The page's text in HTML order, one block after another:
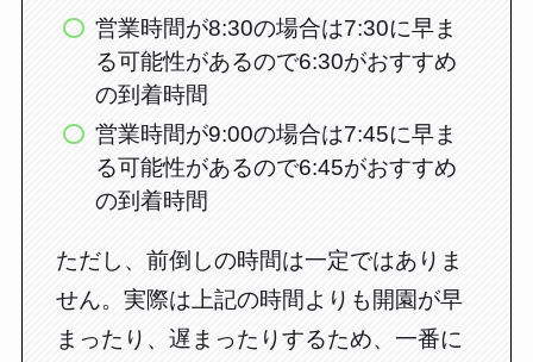
営業時間が8:30の場合は7:30に早ま
る可能性があるので6:30がおすすめ
の到着時間
営業時間が9:00の場合は7:45に早ま
る可能性があるので6:45がおすすめ
の到着時間
ただし、前倒しの時間は一定ではありま
せん。実際は上記の時間よりも開園が早
まったり、遅まったりするため、一番に